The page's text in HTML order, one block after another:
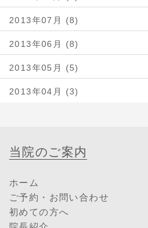
2013年07月 (8)
2013年06月 (8)
2013年05月 (5)
2013年04月 (3)
当院のご案内
ホーム
ご予約・お問い合わせ
初めての方へ